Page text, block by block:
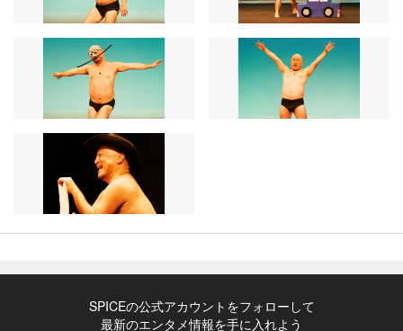
SPICEの公式アカウントをフォローして
最新のエンタメ情報を手に入れよう